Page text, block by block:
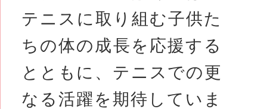
テニスに取り組む子供た
ちの体の成長を応援する
とともに、テニスでの更
なる活躍を期待していま